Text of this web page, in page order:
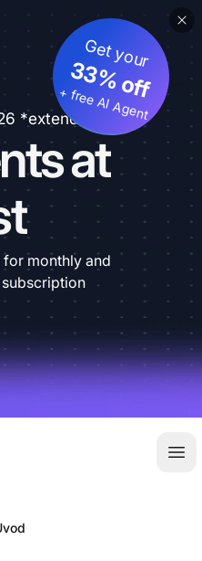
*extended
at
Get your
33% off
+ free AI Agent
for monthly and